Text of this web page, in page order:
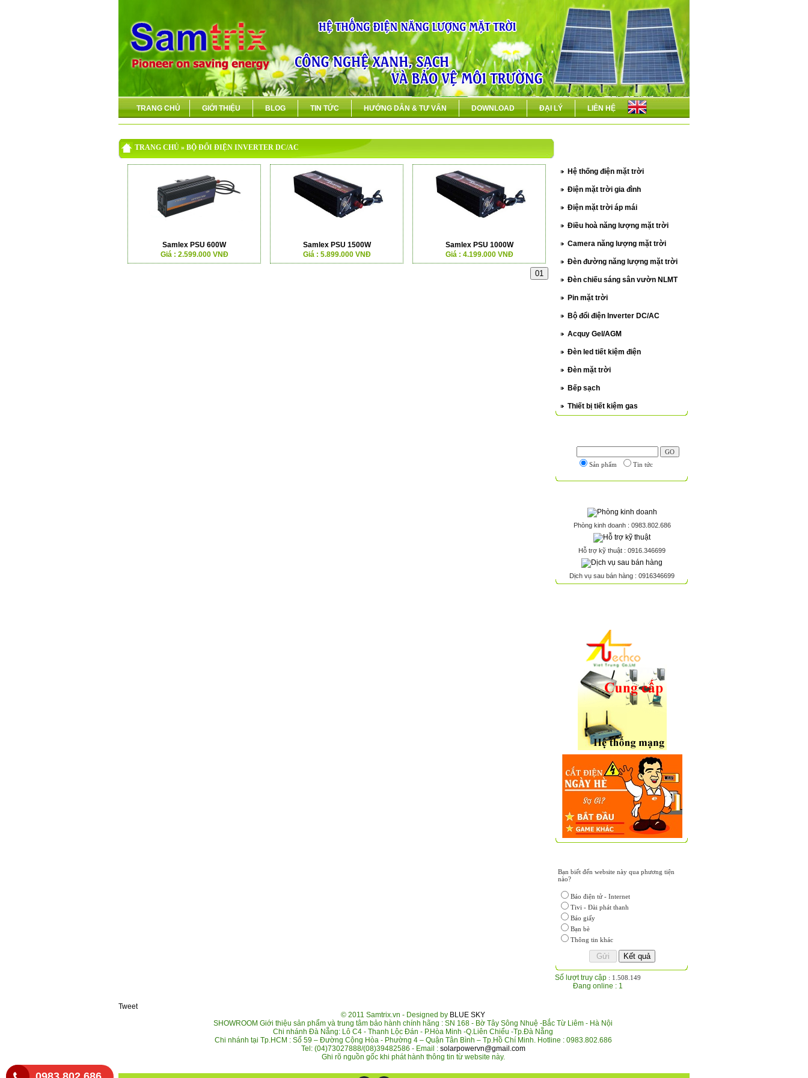
TRANG CHỦ GIỚI THIỆU BLOG TIN TỨC HƯỚNG DẪN & TƯ VẤN DOWNLOAD ĐẠI LÝ LIÊN HỆ
TRANG CHỦ » BỘ ĐỔI ĐIỆN INVERTER DC/AC
Samlex PSU 600W
Giá : 2.599.000 VNĐ
Samlex PSU 1500W
Giá : 5.899.000 VNĐ
Samlex PSU 1000W
Giá : 4.199.000 VNĐ
Hệ thống điện mặt trời
Điện mặt trời gia đình
Điện mặt trời áp mái
Điều hoà năng lượng mặt trời
Camera năng lượng mặt trời
Đèn đường năng lượng mặt trời
Đèn chiếu sáng sân vườn NLMT
Pin mặt trời
Bộ đổi điện Inverter DC/AC
Acquy Gel/AGM
Đèn led tiết kiệm điện
Đèn mặt trời
Bếp sạch
Thiết bị tiết kiệm gas
Sản phẩm Tin tức
Phòng kinh doanh : 0983.802.686
Hỗ trợ kỹ thuật : 0916.346699
Dịch vụ sau bán hàng : 0916346699
Bạn biết đến website này qua phương tiện
nào?
Báo điện tử - Internet
Tivi - Đài phát thanh
Báo giấy
Bạn bè
Thông tin khác
Số lượt truy cập : 1.508.149
Đang online : 1
Tweet
© 2011 Samtrix.vn - Designed by BLUE SKY
SHOWROOM Giới thiệu sản phẩm và trung tâm bảo hành chính hãng : SN 168 - Bờ Tây Sông Nhuệ -Bắc Từ Liêm - Hà Nội
Chi nhánh Đà Nẵng: Lô C4 - Thanh Lộc Đán - P.Hòa Minh -Q.Liên Chiểu -Tp.Đà Nẵng
Chi nhánh tại Tp.HCM : Số 59 – Đường Cộng Hòa - Phường 4 – Quận Tân Bình – Tp.Hồ Chí Minh. Hotline : 0983.802.686
Tel: (04)73027888/(08)39482586 - Email : solarpowervn@gmail.com
Ghi rõ nguồn gốc khi phát hành thông tin từ website này.